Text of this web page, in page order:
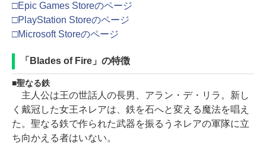
□Epic Games Storeのページ
□PlayStation Storeのページ
□Microsoft Storeのページ
「Blades of Fire」の特徴
聖なる鉄
主人公は王の世話人の長男、アラン・デ・リラ。新し
く戴冠した女王ネレアは、鉄を石へと変える魔法を唱え
た。聖なる鉄で作られた武器を振るうネレアの軍隊に立
ち向かえる者はいない。